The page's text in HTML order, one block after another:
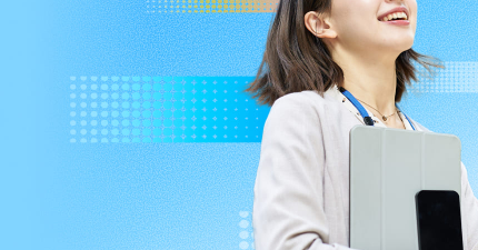
近畿
九州
北海道
沖縄県
東北
信越
理科教員
数学教員
国語教員
その他教科教員
家庭科教員
技術教員